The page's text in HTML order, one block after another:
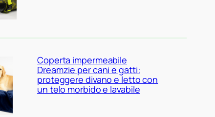
Coperta impermeabile
Dreamzie per cani e gatti:
proteggere divano e letto con
un telo morbido e lavabile